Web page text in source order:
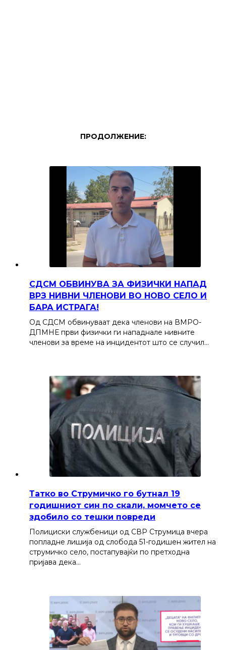
ПРОДОЛЖЕНИЕ:
СДСМ ОБВИНУВА ЗА ФИЗИЧКИ НАПАД
ВРЗ НИВНИ ЧЛЕНОВИ ВО НОВО СЕЛО И
БАРА ИСТРАГА!
Од СДСМ обвинуваат дека членови на ВМРО-
ДПМНЕ први физички ги нападнале нивните
членови за време на инцидентот што се случил…
Татко во Струмичко го бутнал 19
годишниот син по скали, момчето се
здобило со тешки повреди
Полициски службеници од СВР Струмица вчера
попладне лишија од слобода 51-годишен жител на
струмичко село, постапувајќи по претходна
пријава дека…